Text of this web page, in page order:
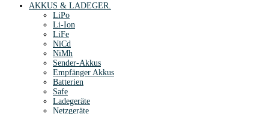
AKKUS & LADEGER.
LiPo
Li-Ion
LiFe
NiCd
NiMh
Sender-Akkus
Empfänger Akkus
Batterien
Safe
Ladegeräte
Netzgeräte